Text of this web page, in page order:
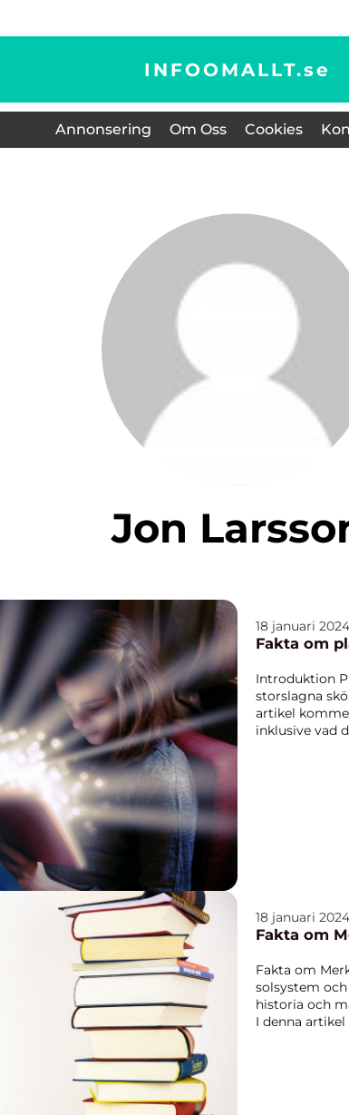
INFOOMALLT.se
Annonsering Om Oss Cookies
Jon
18 januari 2024
Introduktion
storslagna
artikel
inklusive vad
18 januari 2024
Fakta om
Fakta om
solsystem
historia och
I denna